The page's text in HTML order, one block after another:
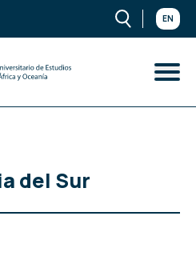
EN
del Sur